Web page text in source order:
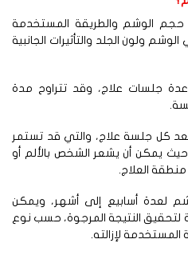
الوشم والطريقة المستخدمة
ولون الجلد والتأثيرات الجانبية
جلسات علاج، وقد تتراوح مدة
جلسة علاج، والتي قد تستمر
يمكن أن يشعر الشخص بالألم أو
العلاج.
أسابيع إلى أشهر، ويمكن
النتيجة المرجوة، حسب نوع
لإزالته.